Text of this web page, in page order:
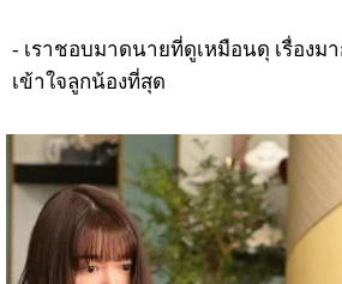
- เราชอบมาดนายที่ดูเหมือนดุ เรื่องม
เข้าใจลูกน้องที่สุด